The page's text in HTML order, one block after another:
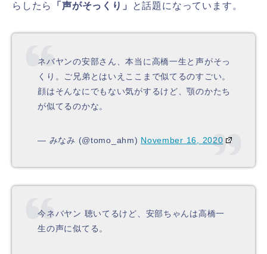
らしたら
「声がそっくり」 と話題になっています。
ネバヤンの安部さん、本当に高橋一生と声がそっ
くり。ご兄弟とはいえここまで似てるのすごい。
顔はそんなにでもない気がするけど、顎のかたち
が似てるのかな。
— みなみ (@tomo_ahm) November 16, 2020
今ネバヤン 聴いてるけど、安部ちゃんは高橋一
生の声に似てる。